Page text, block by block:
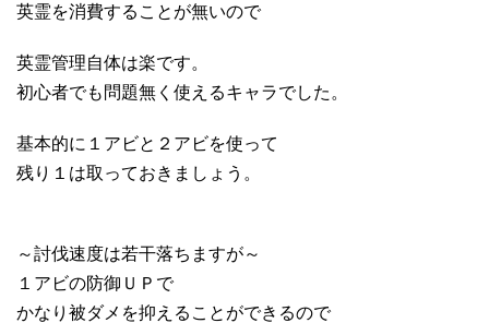
英霊を消費することが無いので
英霊管理自体は楽です。
初心者でも問題無く使えるキャラでした。
基本的に１アビと２アビを使って
残り１は取っておきましょう。
～討伐速度は若干落ちますが～
１アビの防御ＵＰで
かなり被ダメを抑えることができるので